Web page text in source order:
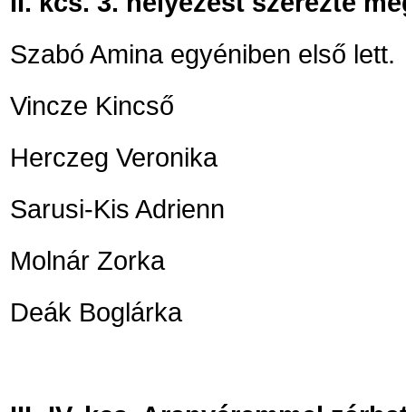
Szabó Amina egyéniben első lett.
Vincze Kincső
Herczeg Veronika
Sarusi-Kis Adrienn
Molnár Zorka
Deák Boglárka